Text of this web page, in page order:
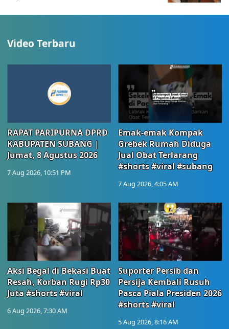
Video Terbaru
RAPAT PARIPURNA DPRD
KABUPATEN SUBANG |
Jumat, 8 Agustus 2026
7 Aug 2026, 10:51 PM
Emak-emak Kompak
Grebek Rumah Diduga
Jual Obat Terlarang
#shorts #viral #subang
7 Aug 2026, 4:05 AM
Aksi Begal di Bekasi Buat
Resah, Korban Rugi Rp30
Juta #shorts #viral
6 Aug 2026, 7:30 AM
Suporter Persib dan
Persija Kembali Rusuh
Pasca Piala Presiden 2026
#shorts #viral
5 Aug 2026, 8:16 AM